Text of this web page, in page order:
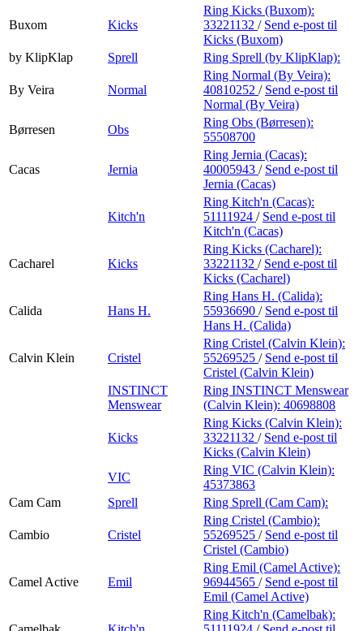
Buxom Kicks
Ring Kicks (Buxom):
33221132 / Send e-post til
Kicks (Buxom)
by KlipKlap
Sprell Ring Sprell (by KlipKlap):
By Veira Normal
Ring Normal (By Veira):
40810252 / Send e-post til
Normal (By Veira)
Børresen
Obs
Ring Obs (Børresen):
55508700
Cacas Jernia
Ring Jernia (Cacas):
40005943 / Send e-post til
Jernia (Cacas)
Kitch'n
Ring Kitch'n (Cacas):
51111924 / Send e-post til
Kitch'n (Cacas)
Cacharel Kicks
Ring Kicks (Cacharel):
33221132 / Send e-post til
Kicks (Cacharel)
Calida Hans H.
Ring Hans H. (Calida):
55936690 / Send e-post til
Hans H. (Calida)
Calvin Klein Cristel
Ring Cristel (Calvin Klein):
55269525 / Send e-post til
Cristel (Calvin Klein)
INSTINCT
Menswear
Ring INSTINCT Menswear
(Calvin Klein): 40698808
Kicks
Ring Kicks (Calvin Klein):
33221132 / Send e-post til
Kicks (Calvin Klein)
VIC
Ring VIC (Calvin Klein):
45373863
Cam Cam
Sprell Ring Sprell (Cam Cam):
Cambio Cristel
Ring Cristel (Cambio):
55269525 / Send e-post til
Cristel (Cambio)
Camel Active Emil
Ring Emil (Camel Active):
96944565 / Send e-post til
Emil (Camel Active)
Ring Kitch'n (Camelbak):